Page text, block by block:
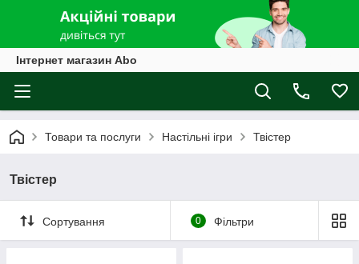
Інтернет магазин Abo
Товари та послуги Настільні ігри Твістер
Твістер
Сортування 0 Фільтри